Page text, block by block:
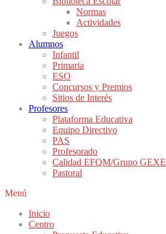
Normas
Actividades
Juegos
Alumnos
Infantil
Primaria
ESO
Concursos y Premios
Sitios de Interés
Profesores
Plataforma Educativa
Equipo Directivo
PAS
Profesorado
Calidad EFQM/Grupo GEXE
Pastoral
Menú
Inicio
Centro